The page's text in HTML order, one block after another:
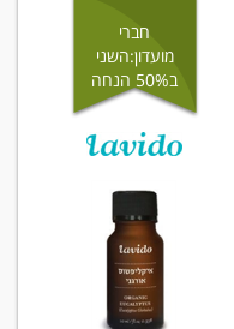
חברי
מועדון:השני
ב50% הנחה